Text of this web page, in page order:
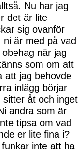
Nu har jag
det är lite
sig ovanför
är med på vad
när jag
som om att
att jag behövde
inlägg börjar
sitter åt och inget
andra som är
tipsa om vad
er lite fina i?
inte att ha